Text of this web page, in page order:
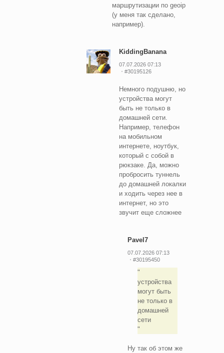
маршрутизации по geoip
(у меня так сделано,
например).
KiddingBanana
07.07.2026 07:13
#30195126
Немного подушню, но
устройства могут
быть не только в
домашней сети.
Например, телефон
на мобильном
интернете, ноутбук,
который с собой в
рюкзаке. Да, можно
пробросить туннель
до домашней локалки
и ходить через нее в
интернет, но это
звучит еще сложнее
Pavel7
07.07.2026 07:13
#30195450
устройства
могут быть
не только в
домашней
сети
Ну так об этом же